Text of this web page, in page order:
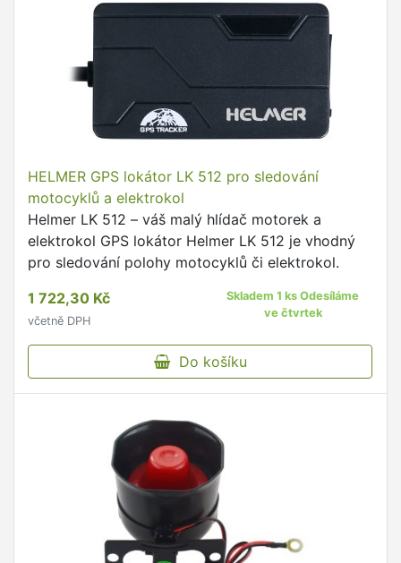
HELMER GPS lokátor LK 512 pro sledování
motocyklů a elektrokol
Helmer LK 512 – váš malý hlídač motorek a
elektrokol GPS lokátor Helmer LK 512 je vhodný
pro sledování polohy motocyklů či elektrokol.
1 722,30 Kč
včetně DPH
Skladem 1 ks Odesíláme
ve čtvrtek
Do košíku